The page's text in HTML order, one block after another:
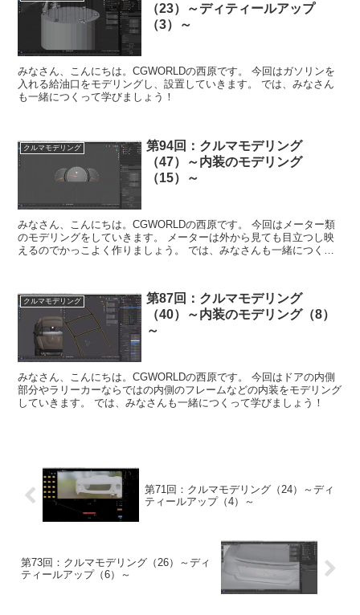
（23）～ディティールアップ
（3）～
みなさん、こんにちは。CGWORLDの西原です。 今回はガソリンを
入れる給油口をモデリングし、設置していきます。 では、みなさん
も一緒につくって学びましょう！
クルマモデリング
第94回：クルマモデリング
（47）～内装のモデリング
（15）～
みなさん、こんにちは。CGWORLDの西原です。 今回はメーター類
のモデリングをしていきます。 メーターは外から見ても目立つし映
えるのでかっこよく作りましょう。 では、みなさんも一緒につくっ
クルマモデリング
第87回：クルマモデリング
（40）～内装のモデリング（8）
～
みなさん、こんにちは。CGWORLDの西原です。 今回はドアの内側
部分やラリーカーならではの内側のフレームなどの内装をモデリング
していきます。 では、みなさんも一緒につくって学びましょう！
第71回：クルマモデリング（24）～ディ
ティールアップ（4）～
第73回：クルマモデリング（26）～ディ
ティールアップ（6）～